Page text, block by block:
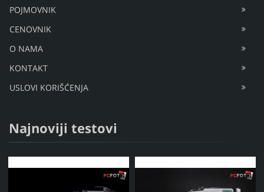
POJMOVNIK
CENOVNIK
O NAMA
KONTAKT
USLOVI KORIŠĆENJA
Najnoviji testovi